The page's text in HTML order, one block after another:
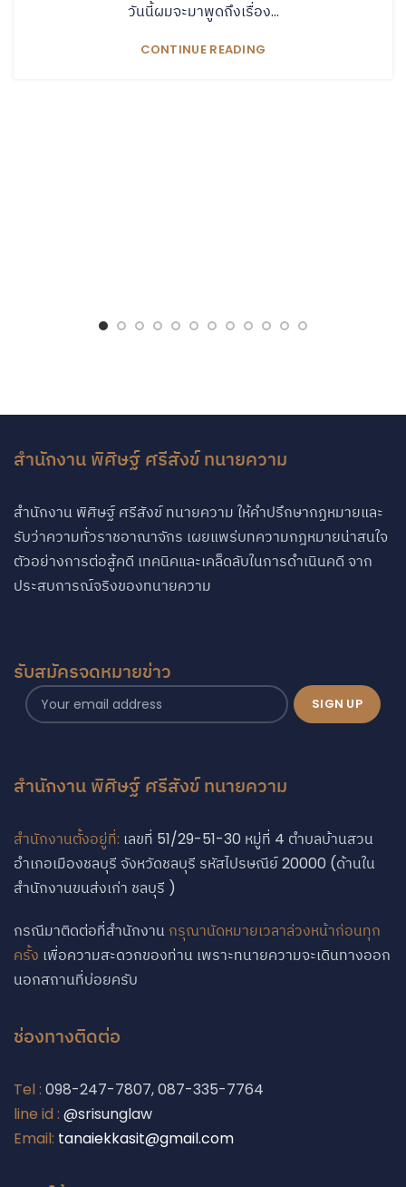
วันนี้ผมจะมาพูดถึงเรื่อง...
CONTINUE READING
สำนักงาน พิศิษฐ์ ศรีสังข์ ทนายความ
สำนักงาน พิศิษฐ์ ศรีสังข์ ทนายความ ให้คำปรึกษากฏหมายและ
รับว่าความทั่วราชอาณาจักร เผยแพร่บทความกฎหมายน่าสนใจ
ตัวอย่างการต่อสู้คดี เทคนิคและเคล็ดลับในการดำเนินคดี จาก
ประสบการณ์จริงของทนายความ
รับสมัครจดหมายข่าว
สำนักงาน พิศิษฐ์ ศรีสังข์ ทนายความ
สำนักงานตั้งอยู่ที่: เลขที่ 51/29-51-30 หมู่ที่ 4 ตำบลบ้านสวน
อำเภอเมืองชลบุรี จังหวัดชลบุรี รหัสไปรษณีย์ 20000 (ด้านใน
สำนักงานขนส่งเก่า ชลบุรี )
กรณีมาติดต่อที่สำนักงาน กรุณานัดหมายเวลาล่วงหน้าก่อนทุก
ครั้ง เพื่อความสะดวกของท่าน เพราะทนายความจะเดินทางออก
นอกสถานที่บ่อยครับ
ช่องทางติดต่อ
Tel : 098-247-7807, 087-335-7764
line id : @srisunglaw
Email: tanaiekkasit@gmail.com